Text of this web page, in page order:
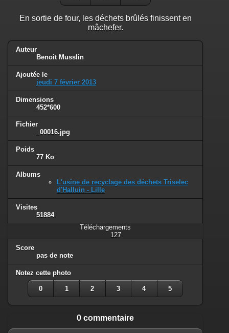
En sortie de four, les déchets brûlés finissent en
mâchefer.
Auteur
Benoit Musslin
Ajoutée le
jeudi 7 février 2013
Dimensions
452*600
Fichier
_00016.jpg
Poids
77 Ko
Albums
L'usine de recyclage des déchets Triselec
d'Halluin - Lille
Visites
51884
Téléchargements
127
Score
pas de note
Notez cette photo
0 1 2 3 4 5
0 commentaire